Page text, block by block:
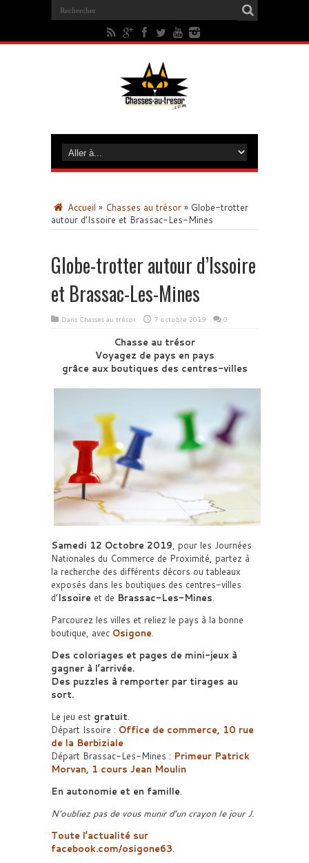
Accueil » Chasses au trésor » Globe-trotter
autour d’Issoire et Brassac-Les-Mines
Globe-trotter autour d’Issoire
et Brassac-Les-Mines
Dans Chasses au trésor 7 octobre 2019 0
Chasse au trésor
Voyagez de pays en pays
grâce aux boutiques des centres-villes
Samedi 12 Octobre 2019, pour les Journées
Nationales du Commerce de Proximité, partez à
la recherche des différents décors ou tableaux
exposés dans les boutiques des centres-villes
d’Issoire et de Brassac-Les-Mines.
Parcourez les villes et reliez le pays à la bonne
boutique, avec Osigone.
Des coloriages et pages de mini-jeux à
gagner à l’arrivée.
Des puzzles à remporter par tirages au
sort.
Le jeu est gratuit.
Départ Issoire : Office de commerce, 10 rue
de la Berbiziale
Départ Brassac-Les-Mines : Primeur Patrick
Morvan, 1 cours Jean Moulin
En autonomie et en famille.
N’oubliez pas de vous munir d’un crayon le jour J.
Toute l’actualité sur
facebook.com/osigone63.